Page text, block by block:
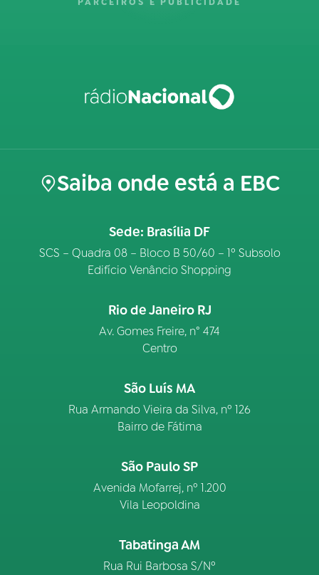
Saiba onde está a EBC
Sede: Brasília DF
SCS – Quadra 08 – Bloco B 50/60 – 1º Subsolo
Edifício Venâncio Shopping
Rio de Janeiro RJ
Av. Gomes Freire, n° 474
Centro
São Luís MA
Rua Armando Vieira da Silva, nº 126
Bairro de Fátima
São Paulo SP
Avenida Mofarrej, nº 1.200
Vila Leopoldina
Tabatinga AM
Rua Rui Barbosa S/Nº